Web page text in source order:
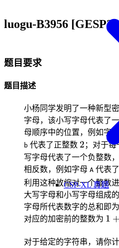
CSP-XL 真题
luogu-B3956
题目要求
题目描述
小杨同学发明了一种新型
字母，该小写字母代表了
母顺序中的位置，例如字母
b 代表了正整数 2
2 ；对于
写字母代表了一个负整数
相反数，例如字母 A 代表
利用这种放缩对一个整数
大写字母和小写字母组成
字母所代表数字的总和即
对应的加密前的整数为 1+
(-
1 +
对于给定的字符串，请你